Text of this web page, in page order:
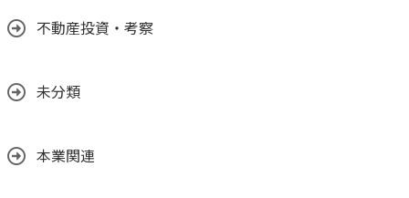
不動産投資・考察
未分類
本業関連